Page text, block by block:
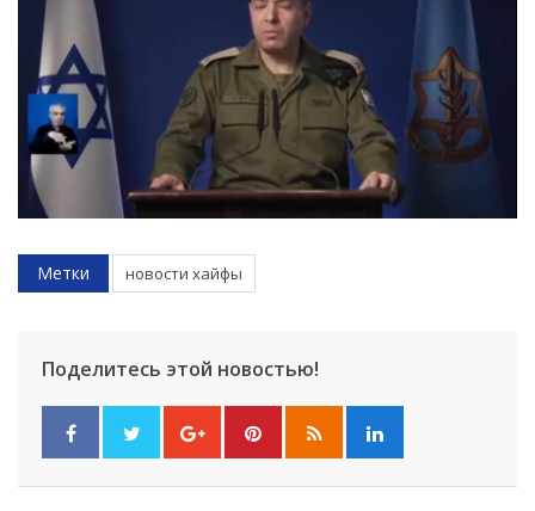
Метки новости хайфы
Поделитесь этой новостью!